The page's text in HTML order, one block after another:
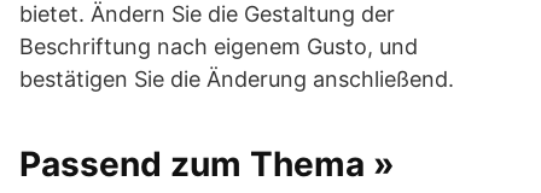
bietet. Ändern Sie die Gestaltung der
Beschriftung nach eigenem Gusto, und
bestätigen Sie die Änderung anschließend.
Passend zum Thema »